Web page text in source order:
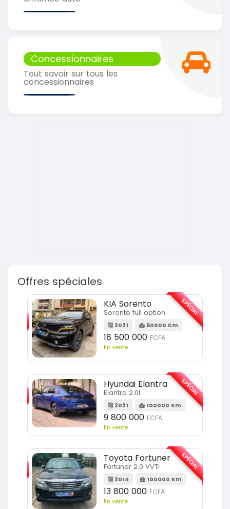
Concessionnaires
Tout savoir sur tous les
concessionnaires
Offres spéciales
KIA Sorento
Sorento full option
2021 60000 Km
18 500 000 FCFA
En vente
SPÉCIAL
Hyundai Elantra
Elantra 2.0l
2021 100000 Km
9 800 000 FCFA
En vente
SPÉCIAL
Toyota Fortuner
Fortuner 2.0 VVTI
2014 100000 Km
13 800 000 FCFA
En vente
SPÉCIAL